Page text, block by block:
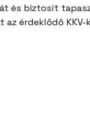
és biztosít
érdeklődő KKV-